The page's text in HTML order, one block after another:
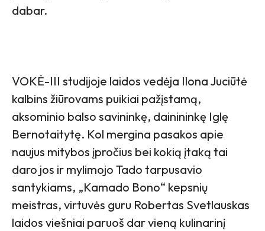
dabar.
VOKĖ-III studijoje laidos vedėja Ilona Juciūtė
kalbins žiūrovams puikiai pažįstamą,
aksominio balso savininkę, dainininkę Iglę
Bernotaitytę. Kol mergina pasakos apie
naujus mitybos įpročius bei kokią įtaką tai
daro jos ir mylimojo Tado tarpusavio
santykiams, „Kamado Bono“ kepsnių
meistras, virtuvės guru Robertas Svetlauskas
laidos viešniai paruoš dar vieną kulinarinį